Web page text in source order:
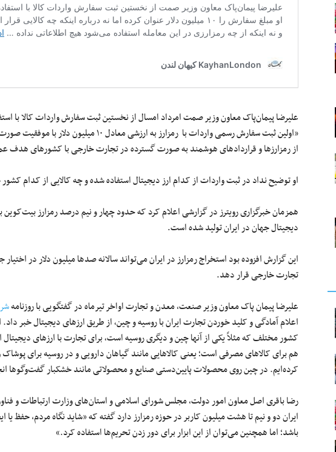
علیرضا پیمان‌پاک معاون وزیر صمت امرداد امسال از نخستین ثبت سفارش واردات کالا با
«اولین ثبت سفارش رسمی واردات با رمزارز
به ارزشی معادل ۱۰ میلیون دلار با
از رمزارزها و قراردادهای هوشمند به صورت گسترده در تجارت خارجی با کشورهای
او توضیح نداد در ثبت واردات از کدام ارز دیجیتال استفاده شده و چه کالایی از کدام
همزمان خبرگزاری رویترز در گزارشی اعلام کرد که حدود چهار و نیم درصد رمزارز بیت‌کوین
دیجیتال جهان در ایران تولید شده است.
این گزارش افزوده بود استخراج رمزارز در ایران می‌تواند سالانه صدها میلیون دلار در
تجارت خارجی قرار دهد.
علیرضا پیمان‌ پاک معاون وزیر صنعت، معدن و تجارت اواخر تیرماه در گفتگویی با روزنامه
اعلام آمادگی و کلید خوردن تجارت ایران با روسیه و چین، از طریق ارزهای دیجیتال خبر داد.
کشور مختلف که مثلاً یکی از آنها چین و دیگری روسیه است، برای تجارت با ارزهای
هم برای کالاهای مصرفی است؛ یعنی کالاهایی مانند گیاهان دارویی و در روسیه برای
کرده‌ایم. در چین روی محصولات پایین‌دستی صنایع و محصولاتی مانند خشکبار گفت‌وگوها
رضا باقری اصل معاون امور دولت، مجلس شورای اسلامی و استان‌های وزارت ارتباطات و
ایران دو و نیم تا هشت میلیون کاربر در حوزه رمزارز دارد گفته که «شاید نگاه مردم، حفظ یا
باشد؛ اما همچنین می‌توان از این ابزار برای دور زدن تحریم‌ها استفاده کرد.»